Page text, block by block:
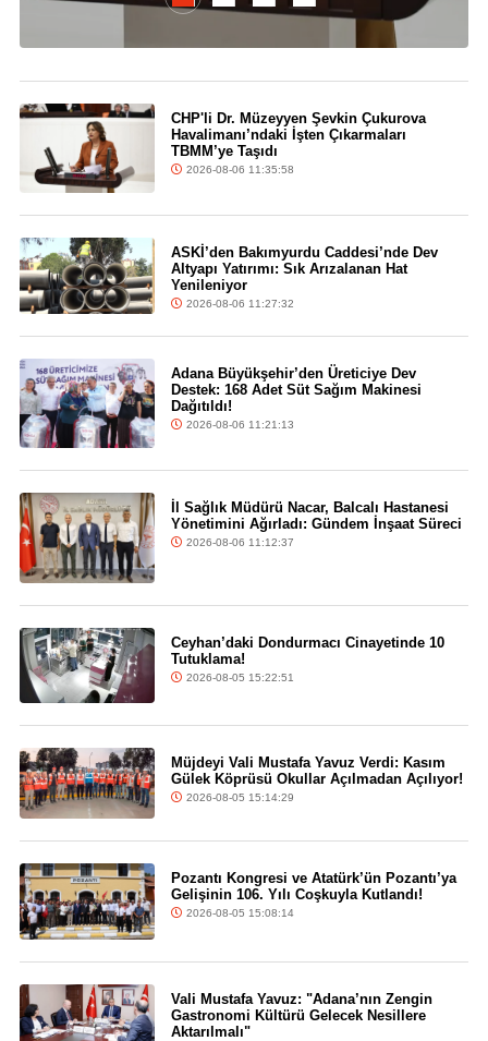
CHP'li Dr. Müzeyyen Şevkin Çukurova
Havalimanı’ndaki İşten Çıkarmaları
TBMM’ye Taşıdı
2026-08-06 11:35:58
ASKİ’den Bakımyurdu Caddesi’nde Dev
Altyapı Yatırımı: Sık Arızalanan Hat
Yenileniyor
2026-08-06 11:27:32
Adana Büyükşehir’den Üreticiye Dev
Destek: 168 Adet Süt Sağım Makinesi
Dağıtıldı!
2026-08-06 11:21:13
İl Sağlık Müdürü Nacar, Balcalı Hastanesi
Yönetimini Ağırladı: Gündem İnşaat Süreci
2026-08-06 11:12:37
Ceyhan’daki Dondurmacı Cinayetinde 10
Tutuklama!
2026-08-05 15:22:51
Müjdeyi Vali Mustafa Yavuz Verdi: Kasım
Gülek Köprüsü Okullar Açılmadan Açılıyor!
2026-08-05 15:14:29
Pozantı Kongresi ve Atatürk’ün Pozantı’ya
Gelişinin 106. Yılı Coşkuyla Kutlandı!
2026-08-05 15:08:14
Vali Mustafa Yavuz: "Adana’nın Zengin
Gastronomi Kültürü Gelecek Nesillere
Aktarılmalı"